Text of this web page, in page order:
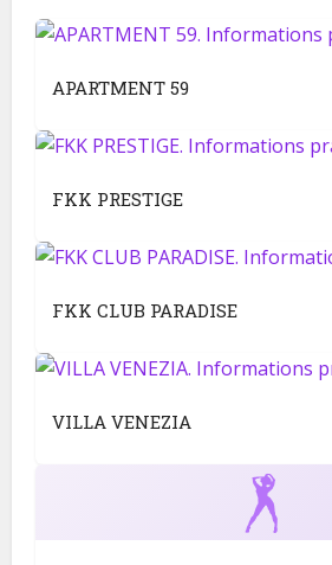
APARTMENT 59
FKK PRESTIGE
FKK CLUB PARADISE
VILLA VENEZIA